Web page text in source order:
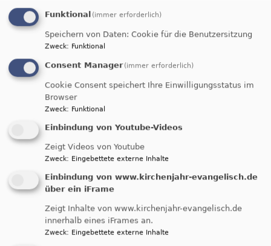
Startseite
Familien
Kindergottesdienste
Kindergottesdienst parallel zum
Hauptgottesdienst um 10 Uhr für alle Kinder von
ca. 6 bis 12 Jahren
Weiterlesen
Funktional (immer erforderlich)
Speichern von Daten: Cookie für die Benutzersitzung
Zweck: Funktional
Consent Manager (immer erforderlich)
Cookie Consent speichert Ihre Einwilligungsstatus im
Browser
Zweck: Funktional
Einbindung von Youtube-Videos
Zeigt Videos von Youtube
Zweck: Eingebettete externe Inhalte
Einbindung von www.kirchenjahr-evangelisch.de
über ein iFrame
Zeigt Inhalte von www.kirchenjahr-evangelisch.de
innerhalb eines iFrames an.
Zweck: Eingebettete externe Inhalte